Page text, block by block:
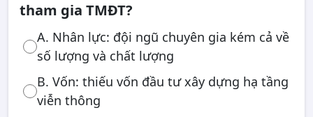
tham gia TMĐT?
A. Nhân lực: đội ngũ chuyên gia kém cả về
số lượng và chất lượng
B. Vốn: thiếu vốn đầu tư xây dựng hạ tầng
viễn thông